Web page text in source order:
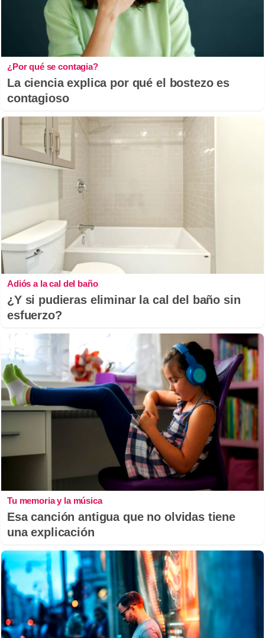
¿Por qué se contagia?
La ciencia explica por qué el bostezo es
contagioso
Adiós a la cal del baño
¿Y si pudieras eliminar la cal del baño sin
esfuerzo?
Tu memoria y la música
Esa canción antigua que no olvidas tiene
una explicación